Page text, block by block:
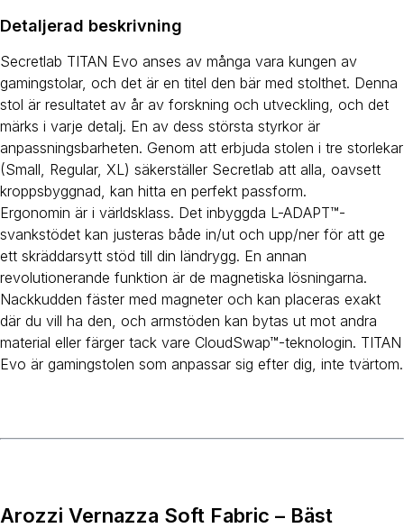
Detaljerad beskrivning
Secretlab TITAN Evo anses av många vara kungen av
gamingstolar, och det är en titel den bär med stolthet. Denna
stol är resultatet av år av forskning och utveckling, och det
märks i varje detalj. En av dess största styrkor är
anpassningsbarheten. Genom att erbjuda stolen i tre storlekar
(Small, Regular, XL) säkerställer Secretlab att alla, oavsett
kroppsbyggnad, kan hitta en perfekt passform.
Ergonomin är i världsklass. Det inbyggda L-ADAPT™-
svankstödet kan justeras både in/ut och upp/ner för att ge
ett skräddarsytt stöd till din ländrygg. En annan
revolutionerande funktion är de magnetiska lösningarna.
Nackkudden fäster med magneter och kan placeras exakt
där du vill ha den, och armstöden kan bytas ut mot andra
material eller färger tack vare CloudSwap™-teknologin. TITAN
Evo är gamingstolen som anpassar sig efter dig, inte tvärtom.
Arozzi Vernazza Soft Fabric – Bäst